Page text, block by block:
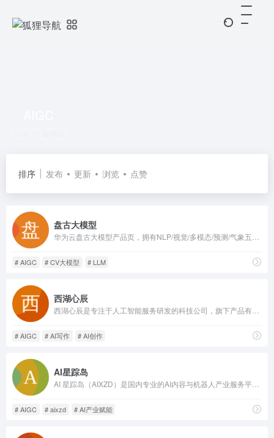
排序 发布 更新 浏览 点赞
盘古大模型
# AIGC # CV大模型 # LLM
西湖心辰
# AIGC # AI写作 # AI创作
AI星踪岛
# AIGC # aixzd # AI产业赋能